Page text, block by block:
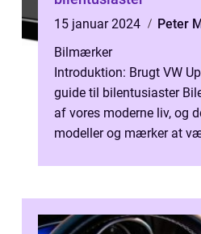
15 januar 2024
Peter
Bilmærker
Introduktion: Brugt VW
guide til bilentusiaster
af vores moderne liv, og
modeller og mærker at